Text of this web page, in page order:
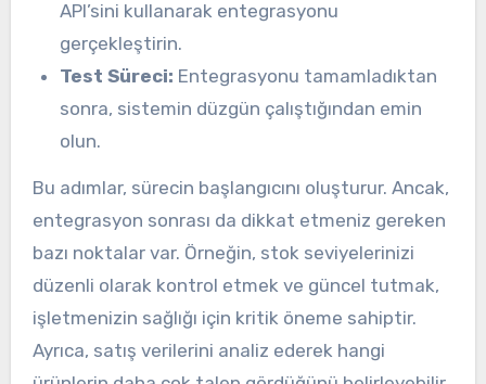
API’sini kullanarak entegrasyonu
gerçekleştirin.
Test Süreci: Entegrasyonu tamamladıktan
sonra, sistemin düzgün çalıştığından emin
olun.
Bu adımlar, sürecin başlangıcını oluşturur. Ancak,
entegrasyon sonrası da dikkat etmeniz gereken
bazı noktalar var. Örneğin, stok seviyelerinizi
düzenli olarak kontrol etmek ve güncel tutmak,
işletmenizin sağlığı için kritik öneme sahiptir.
Ayrıca, satış verilerini analiz ederek hangi